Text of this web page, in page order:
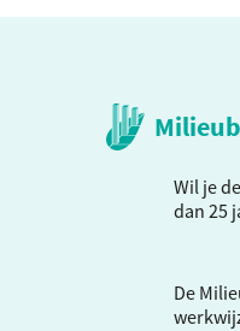
Wil je
dan 25
De